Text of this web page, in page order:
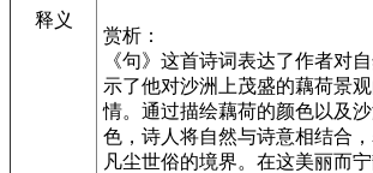
释义
赏析：
《句》这首诗词表达了作者对
示了他对沙洲上茂盛的藕荷景
情。通过描绘藕荷的颜色以及
色，诗人将自然与诗意相结合
凡尘世俗的境界。在这美丽而